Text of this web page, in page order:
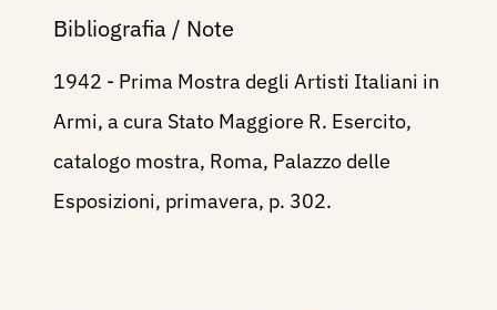
Bibliografia / Note
1942 - Prima Mostra degli Artisti Italiani in
Armi, a cura Stato Maggiore R. Esercito,
catalogo mostra, Roma, Palazzo delle
Esposizioni, primavera, p. 302.